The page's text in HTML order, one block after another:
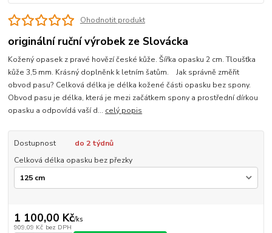
Ohodnotit produkt
originální ruční výrobek ze Slovácka
Kožený opasek z pravé hovězí české kůže. Šířka opasku 2 cm. Tloušťka
kůže 3,5 mm. Krásný doplněnk k letním šatům. Jak správně změřit
obvod pasu? Celková délka je délka kožené části opasku bez spony.
Obvod pasu je délka, která je mezi začátkem spony a prostřední dírkou
opasku a odpovídá vaší d... celý popis
Dostupnost
do 2 týdnů
Celková délka opasku bez přezky
1 100,00 Kč/ks
909,09 Kč bez DPH